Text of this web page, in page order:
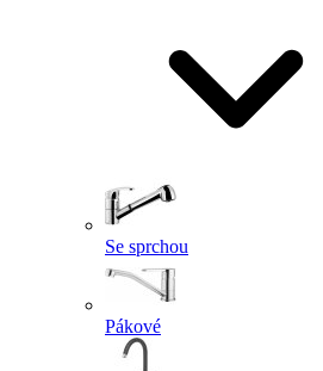
Se sprchou
Pákové